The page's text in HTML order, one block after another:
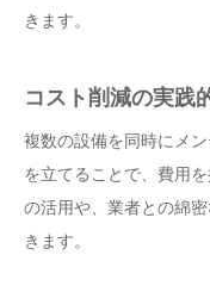
きます。
コスト削減の実践
複数の設備を同時にメ
を立てることで、費用
の活用や、業者との綿
きます。